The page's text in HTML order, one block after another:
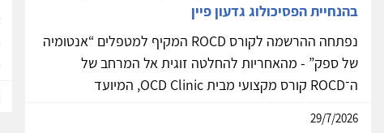
בהנחיית הפסיכולוג גדעון פיין
נפתחה ההרשמה לקורס ROCD המקיף למטפלים “אנטומיה
של ספק” - מהאחריות להחלטה זוגית אל המרחב של
ה־ROCD קורס מקצועי מבית OCD Clinic, המיועד
29/7/2026